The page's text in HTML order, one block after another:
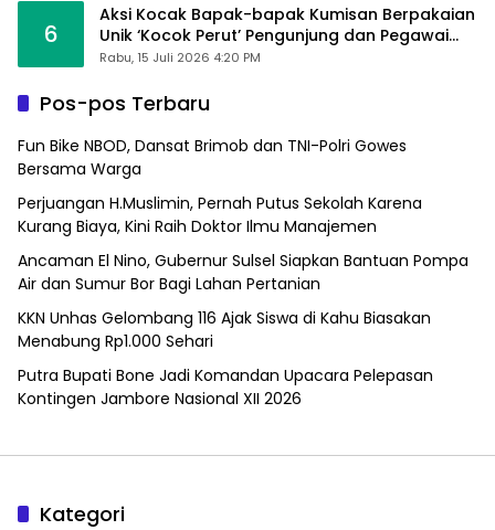
6
Aksi Kocak Bapak-bapak Kumisan Berpakaian
Unik ‘Kocok Perut’ Pengunjung dan Pegawai
Alfamart, Ngaku Aktifkan Layar Sentuh Atm
Rabu, 15 Juli 2026 4:20 PM
Pos-pos Terbaru
Fun Bike NBOD, Dansat Brimob dan TNI-Polri Gowes
Bersama Warga
Perjuangan H.Muslimin, Pernah Putus Sekolah Karena
Kurang Biaya, Kini Raih Doktor Ilmu Manajemen
Ancaman El Nino, Gubernur Sulsel Siapkan Bantuan Pompa
Air dan Sumur Bor Bagi Lahan Pertanian
KKN Unhas Gelombang 116 Ajak Siswa di Kahu Biasakan
Menabung Rp1.000 Sehari
Putra Bupati Bone Jadi Komandan Upacara Pelepasan
Kontingen Jambore Nasional XII 2026
Kategori